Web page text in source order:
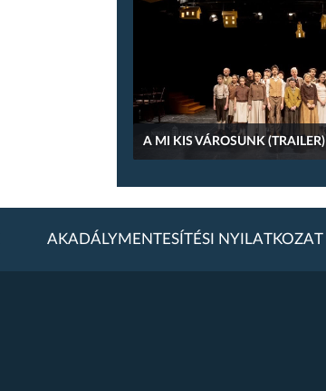
A MI KIS VÁROSUNK (TRAILER)
AKADÁLYMENTESÍTÉSI NYILATKOZAT